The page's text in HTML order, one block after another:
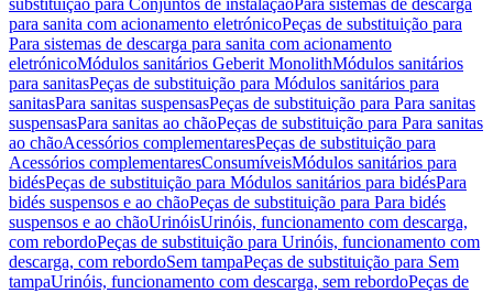
substituição para Conjuntos de instalaçãoPara sistemas de descarga
para sanita com acionamento eletrónicoPeças de substituição para
Para sistemas de descarga para sanita com acionamento
eletrónicoMódulos sanitários Geberit MonolithMódulos sanitários
para sanitasPeças de substituição para Módulos sanitários para
sanitasPara sanitas suspensasPeças de substituição para Para sanitas
suspensasPara sanitas ao chãoPeças de substituição para Para sanitas
ao chãoAcessórios complementaresPeças de substituição para
Acessórios complementaresConsumíveisMódulos sanitários para
bidésPeças de substituição para Módulos sanitários para bidésPara
bidés suspensos e ao chãoPeças de substituição para Para bidés
suspensos e ao chãoUrinóisUrinóis, funcionamento com descarga,
com rebordoPeças de substituição para Urinóis, funcionamento com
descarga, com rebordoSem tampaPeças de substituição para Sem
tampaUrinóis, funcionamento com descarga, sem rebordoPeças de